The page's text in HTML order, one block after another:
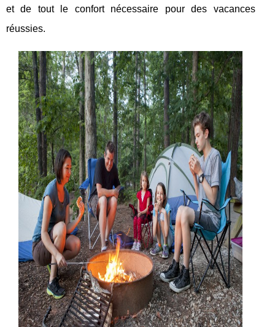
et de tout le confort nécessaire pour des vacances
réussies.